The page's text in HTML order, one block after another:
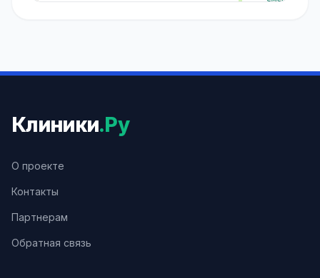
Клиники.Ру
О проекте
Контакты
Партнерам
Обратная связь